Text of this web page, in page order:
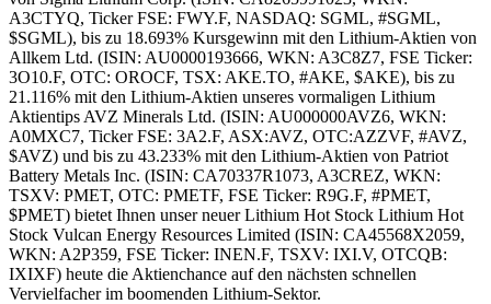
A3CTYQ, Ticker FSE: FWY.F, NASDAQ: SGML, #SGML,
$SGML), bis zu 18.693% Kursgewinn mit den Lithium-Aktien von
Allkem Ltd. (ISIN: AU0000193666, WKN: A3C8Z7, FSE Ticker:
3O10.F, OTC: OROCF, TSX: AKE.TO, #AKE, $AKE), bis zu
21.116% mit den Lithium-Aktien unseres vormaligen Lithium
Aktientips AVZ Minerals Ltd. (ISIN: AU000000AVZ6, WKN:
A0MXC7, Ticker FSE: 3A2.F, ASX:AVZ, OTC:AZZVF, #AVZ,
$AVZ) und bis zu 43.233% mit den Lithium-Aktien von Patriot
Battery Metals Inc. (ISIN: CA70337R1073, A3CREZ, WKN:
TSXV: PMET, OTC: PMETF, FSE Ticker: R9G.F, #PMET,
$PMET) bietet Ihnen unser neuer Lithium Hot Stock Lithium Hot
Stock Vulcan Energy Resources Limited (ISIN: CA45568X2059,
WKN: A2P359, FSE Ticker: INEN.F, TSXV: IXI.V, OTCQB:
IXIXF) heute die Aktienchance auf den nächsten schnellen
Vervielfacher im boomenden Lithium-Sektor.